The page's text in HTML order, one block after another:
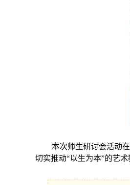
本次师生研讨会活动在
切实推动“以生为本”的艺术